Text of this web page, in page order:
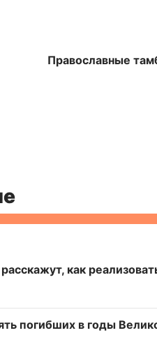
Православные
как
погибших в годы